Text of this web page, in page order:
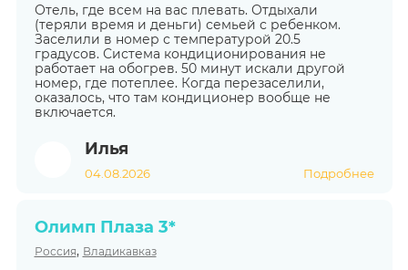
Отель, где всем на вас плевать. Отдыхали
(теряли время и деньги) семьей с ребенком.
Заселили в номер с температурой 20.5
градусов. Система кондиционирования не
работает на обогрев. 50 минут искали другой
номер, где потеплее. Когда перезаселили,
оказалось, что там кондиционер вообще не
включается.
Илья
04.08.2026 Подробнее
Олимп Плаза 3*
Россия, Владикавказ